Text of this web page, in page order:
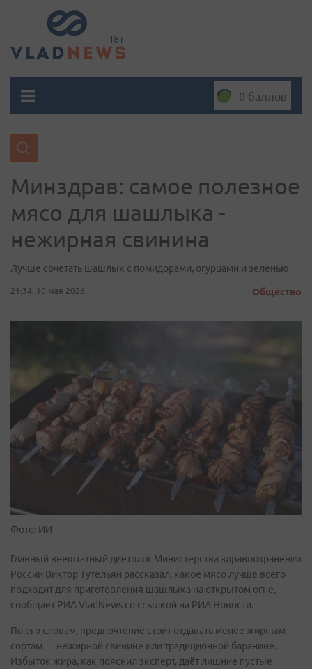
0 баллов
Минздрав: самое полезное
мясо для шашлыка -
нежирная свинина
Лучше сочетать шашлык с помидорами, огурцами и зеленью
21:34, 10 мая 2026 Общество
Фото: ИИ
Главный внештатный диетолог Министерства здравоохранения
России Виктор Тутельян рассказал, какое мясо лучше всего
подходит для приготовления шашлыка на открытом огне,
сообщает РИА VladNews со ссылкой на РИА Новости.
По его словам, предпочтение стоит отдавать менее жирным
сортам — нежирной свинине или традиционной баранине.
Избыток жира, как пояснил эксперт, даёт лишние пустые